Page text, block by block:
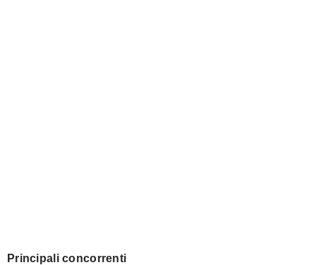
Principali concorrenti